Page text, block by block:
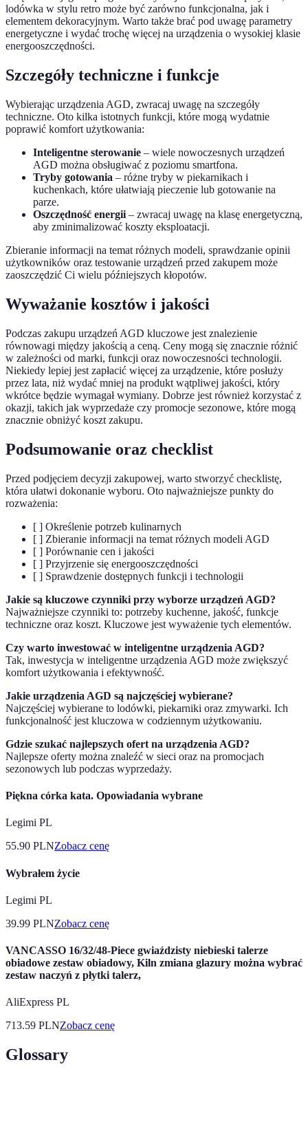
lodówka w stylu retro może być zarówno funkcjonalna, jak i
elementem dekoracyjnym. Warto także brać pod uwagę parametry
energetyczne i wydać trochę więcej na urządzenia o wysokiej klasie
energooszczędności.
Szczegóły techniczne i funkcje
Wybierając urządzenia AGD, zwracaj uwagę na szczegóły
techniczne. Oto kilka istotnych funkcji, które mogą wydatnie
poprawić komfort użytkowania:
Inteligentne sterowanie – wiele nowoczesnych urządzeń
AGD można obsługiwać z poziomu smartfona.
Tryby gotowania – różne tryby w piekarnikach i
kuchenkach, które ułatwiają pieczenie lub gotowanie na
parze.
Oszczędność energii – zwracaj uwagę na klasę energetyczną,
aby zminimalizować koszty eksploatacji.
Zbieranie informacji na temat różnych modeli, sprawdzanie opinii
użytkowników oraz testowanie urządzeń przed zakupem może
zaoszczędzić Ci wielu późniejszych kłopotów.
Wyważanie kosztów i jakości
Podczas zakupu urządzeń AGD kluczowe jest znalezienie
równowagi między jakością a ceną. Ceny mogą się znacznie różnić
w zależności od marki, funkcji oraz nowoczesności technologii.
Niekiedy lepiej jest zapłacić więcej za urządzenie, które posłuży
przez lata, niż wydać mniej na produkt wątpliwej jakości, który
wkrótce będzie wymagał wymiany. Dobrze jest również korzystać z
okazji, takich jak wyprzedaże czy promocje sezonowe, które mogą
znacznie obniżyć koszt zakupu.
Podsumowanie oraz checklist
Przed podjęciem decyzji zakupowej, warto stworzyć checklistę,
która ułatwi dokonanie wyboru. Oto najważniejsze punkty do
rozważenia:
[ ] Określenie potrzeb kulinarnych
[ ] Zbieranie informacji na temat różnych modeli AGD
[ ] Porównanie cen i jakości
[ ] Przyjrzenie się energooszczędności
[ ] Sprawdzenie dostępnych funkcji i technologii
Jakie są kluczowe czynniki przy wyborze urządzeń AGD?
Najważniejsze czynniki to: potrzeby kuchenne, jakość, funkcje
techniczne oraz koszt. Kluczowe jest wyważenie tych elementów.
Czy warto inwestować w inteligentne urządzenia AGD?
Tak, inwestycja w inteligentne urządzenia AGD może zwiększyć
komfort użytkowania i efektywność.
Jakie urządzenia AGD są najczęściej wybierane?
Najczęściej wybierane to lodówki, piekarniki oraz zmywarki. Ich
funkcjonalność jest kluczowa w codziennym użytkowaniu.
Gdzie szukać najlepszych ofert na urządzenia AGD?
Najlepsze oferty można znaleźć w sieci oraz na promocjach
sezonowych lub podczas wyprzedaży.
Piękna córka kata. Opowiadania wybrane
Legimi PL
55.90 PLNZobacz cenę
Wybrałem życie
Legimi PL
39.99 PLNZobacz cenę
VANCASSO 16/32/48-Piece gwiaździsty niebieski talerze
obiadowe zestaw obiadowy, Kiln zmiana glazury można wybrać
zestaw naczyń z płytki talerz,
AliExpress PL
713.59 PLNZobacz cenę
Glossary